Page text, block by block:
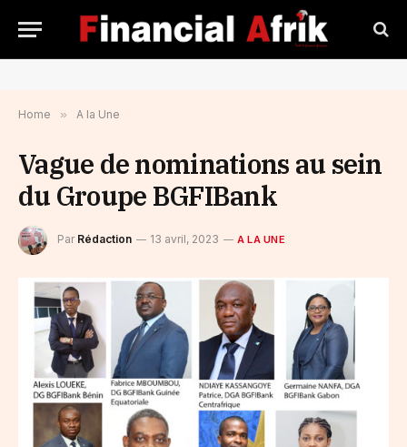
Home » A la Une
Vague de nominations au sein
du Groupe BGFIBank
Par Rédaction 13 avril, 2023 A LA UNE